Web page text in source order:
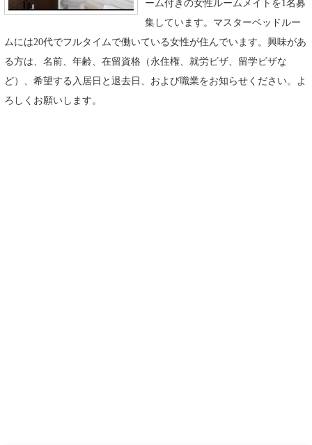
ーム付きの女性ルームメイトを1名募
集しています。マスターベッドルー
ムには20代でフルタイムで働いている女性が住んでいます。興味があ
る方は、名前、年齢、在留資格（永住権、就労ビザ、留学ビザな
ど）、希望する入居日と退去日、および職業をお知らせください。よ
ろしくお願いします。